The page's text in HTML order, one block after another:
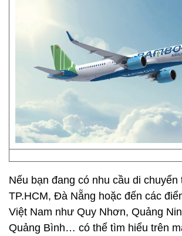
Nếu bạn đang có nhu cầu di
TP.HCM, Đà Nẵng hoặc đến các
Việt Nam như Quy Nhơn, Quảng
Quảng Bình… có thể tìm hiểu trên